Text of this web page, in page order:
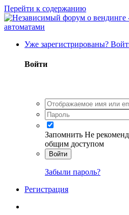
Перейти к содержанию
Уже зарегистрированы?
Войти
Запомнить Не
общим доступом
Войти
Забыли пароль?
Регистрация